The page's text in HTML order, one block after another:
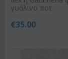
γυάλινο ποτ.
€35.00